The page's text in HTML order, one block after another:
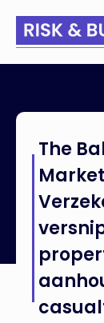
propertymarkt
The